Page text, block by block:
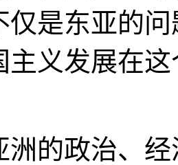
仅是东亚的
主义发展在
洲的政治、